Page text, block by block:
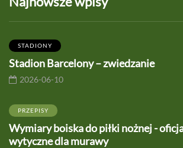
STADIONY
Stadion Barcelony – zwiedzanie
2026-06-10
PRZEPISY
Wymiary boiska do piłki nożnej -
wytyczne dla murawy